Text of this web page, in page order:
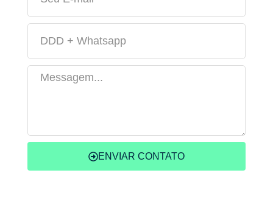
ENVIAR CONTATO